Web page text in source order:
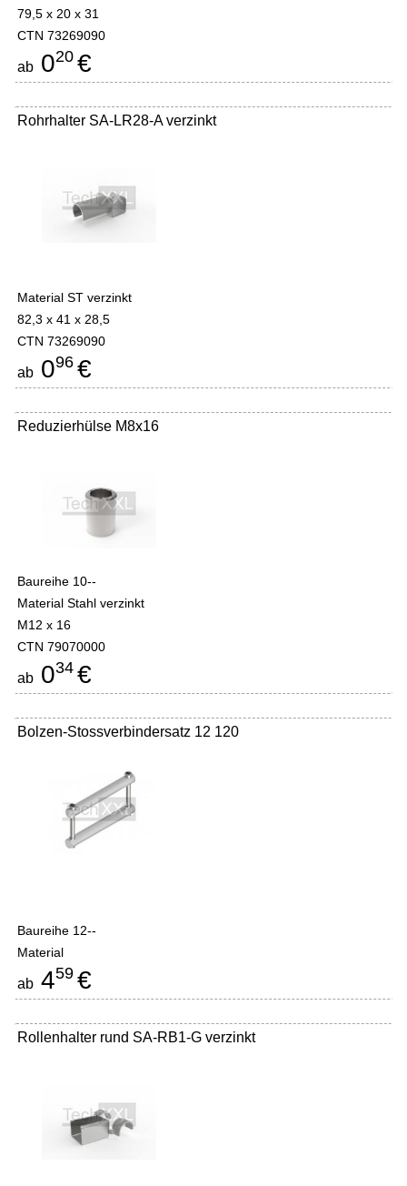
79,5 x 20 x 31
CTN 73269090
ab 020 €
Rohrhalter SA-LR28-A verzinkt
Material ST verzinkt
82,3 x 41 x 28,5
CTN 73269090
ab 096 €
Reduzierhülse M8x16
Baureihe 10--
Material Stahl verzinkt
M12 x 16
CTN 79070000
ab 034 €
Bolzen-Stossverbindersatz 12 120
Baureihe 12--
Material
ab 459 €
Rollenhalter rund SA-RB1-G verzinkt